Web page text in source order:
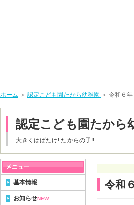
ホーム ＞ 認定こども園たから幼稚園 ＞ 令和６
認定こども園たから
大きくはばたけ! たからの子!!
令和
基本情報
お知らせNEW